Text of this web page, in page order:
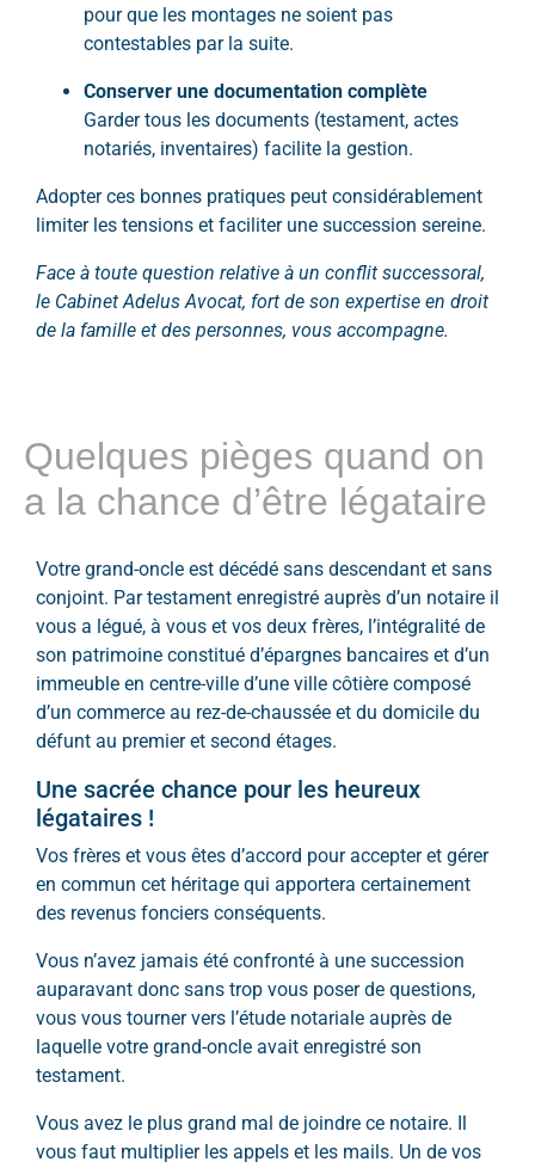
pour que les montages ne soient pas
contestables par la suite.
Conserver une documentation complète
Garder tous les documents (testament, actes
notariés, inventaires) facilite la gestion.
Adopter ces bonnes pratiques peut considérablement
limiter les tensions et faciliter une succession sereine.
Face à toute question relative à un conflit successoral,
le Cabinet Adelus Avocat, fort de son expertise en droit
de la famille et des personnes, vous accompagne.
Quelques pièges quand on
a la chance d’être légataire
Votre grand-oncle est décédé sans descendant et sans
conjoint. Par testament enregistré auprès d’un notaire il
vous a légué, à vous et vos deux frères, l’intégralité de
son patrimoine constitué d’épargnes bancaires et d’un
immeuble en centre-ville d’une ville côtière composé
d’un commerce au rez-de-chaussée et du domicile du
défunt au premier et second étages.
Une sacrée chance pour les heureux
légataires !
Vos frères et vous êtes d’accord pour accepter et gérer
en commun cet héritage qui apportera certainement
des revenus fonciers conséquents.
Vous n’avez jamais été confronté à une succession
auparavant donc sans trop vous poser de questions,
vous vous tourner vers l’étude notariale auprès de
laquelle votre grand-oncle avait enregistré son
testament.
Vous avez le plus grand mal de joindre ce notaire. Il
vous faut multiplier les appels et les mails. Un de vos